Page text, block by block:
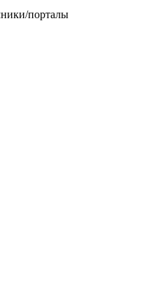
порталы